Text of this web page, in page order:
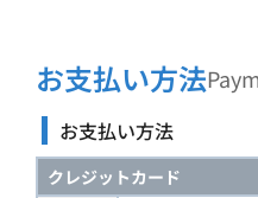
お支払い方法
お支払い方法
クレジットカード